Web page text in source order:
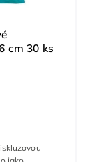
cm 30 ks